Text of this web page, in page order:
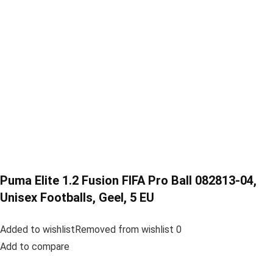
Puma Elite 1.2 Fusion FIFA Pro Ball 082813-04,
Unisex Footballs, Geel, 5 EU
Added to wishlistRemoved from wishlist 0
Add to compare